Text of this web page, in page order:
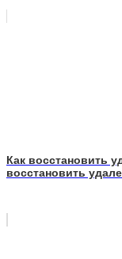
Как восстановить
восстановить